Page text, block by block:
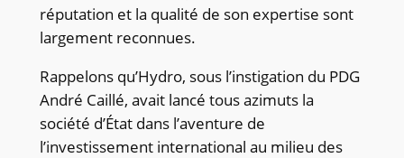
réputation et la qualité de son expertise sont
largement reconnues.
Rappelons qu’Hydro, sous l’instigation du PDG
André Caillé, avait lancé tous azimuts la
société d’État dans l’aventure de
l’investissement international au milieu des